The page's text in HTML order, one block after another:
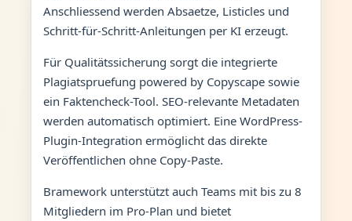
Anschliessend werden Absaetze, Listicles und
Schritt-für-Schritt-Anleitungen per KI erzeugt.
Für Qualitätssicherung sorgt die integrierte
Plagiatspruefung powered by Copyscape sowie
ein Faktencheck-Tool. SEO-relevante Metadaten
werden automatisch optimiert. Eine WordPress-
Plugin-Integration ermöglicht das direkte
Veröffentlichen ohne Copy-Paste.
Bramework unterstützt auch Teams mit bis zu 8
Mitgliedern im Pro-Plan und bietet